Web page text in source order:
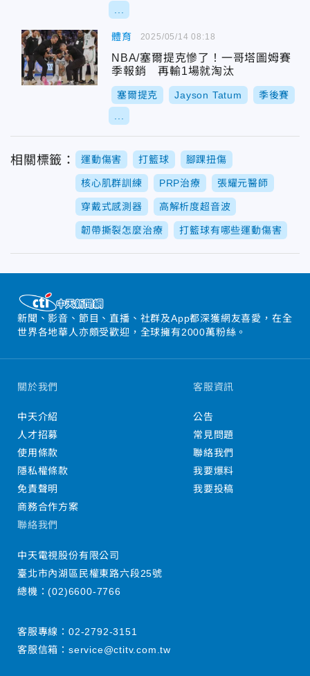
體育
NBA/塞爾提克慘了！一哥塔圖姆賽
季報銷 再輸1場就淘汰
塞爾提克 Jayson Tatum 季後賽
2025/05/14 08:18
相關標籤： 運動傷害 打籃球 腳踝扭傷
核心肌群訓練 PRP治療 張耀元醫師
穿戴式感測器 高解析度超音波
韌帶撕裂怎麼治療 打籃球有哪些運動傷害
新聞、影音、節目、直播、社群及App都深獲網友喜愛，在全
世界各地華人亦頗受歡迎，全球擁有2000萬粉絲。
關於我們
中天介紹
人才招募
使用條款
隱私權條款
免責聲明
商務合作方案
客服資訊
公告
常見問題
聯絡我們
我要爆料
我要投稿
聯絡我們
中天電視股份有限公司
臺北市內湖區民權東路六段25號
總機：(02)6600-7766
客服專線： 02-2792-3151
客服信箱： service@ctitv.com.tw